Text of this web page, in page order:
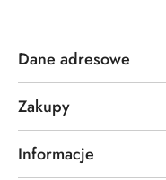
Dane adresowe
Zakupy
Informacje